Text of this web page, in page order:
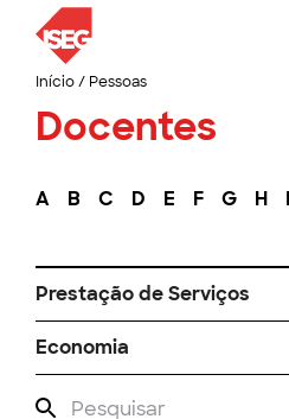
Início/ Pessoas
Docentes
A B C D E F G H I
Prestação de Serviços
Economia